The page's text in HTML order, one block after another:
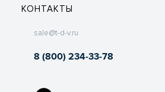
КОНТАКТЫ
sale@t-d-v.ru
8 (800) 234-33-78